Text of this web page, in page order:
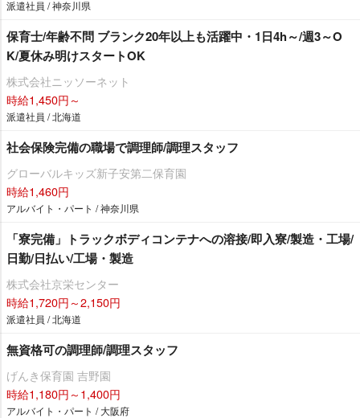
派遣社員 / 神奈川県
保育士/年齢不問 ブランク20年以上も活躍中・1日4h～/週3～O
K/夏休み明けスタートOK
株式会社ニッソーネット
時給1,450円～
派遣社員 / 北海道
社会保険完備の職場で調理師/調理スタッフ
グローバルキッズ新子安第二保育園
時給1,460円
アルバイト・パート / 神奈川県
「寮完備」トラックボディコンテナへの溶接/即入寮/製造・工場/
日勤/日払い/工場・製造
株式会社京栄センター
時給1,720円～2,150円
派遣社員 / 北海道
無資格可の調理師/調理スタッフ
げんき保育園 吉野園
時給1,180円～1,400円
アルバイト・パート / 大阪府